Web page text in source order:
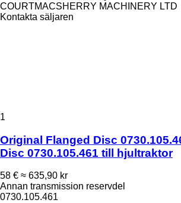
COURTMACSHERRY MACHINERY LTD
Kontakta säljaren
1
Original Flanged Disc
Disc 0730.105.461 till hjultraktor
58 € ≈ 635,90 kr
Annan transmission reservdel
0730.105.461